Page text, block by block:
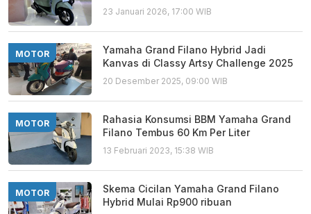
23 Januari 2026, 17:00 WIB
MOTOR
Yamaha Grand Filano Hybrid Jadi
Kanvas di Classy Artsy Challenge 2025
20 Desember 2025, 09:00 WIB
MOTOR
Rahasia Konsumsi BBM Yamaha Grand
Filano Tembus 60 Km Per Liter
13 Februari 2023, 15:38 WIB
MOTOR
Skema Cicilan Yamaha Grand Filano
Hybrid Mulai Rp900 ribuan